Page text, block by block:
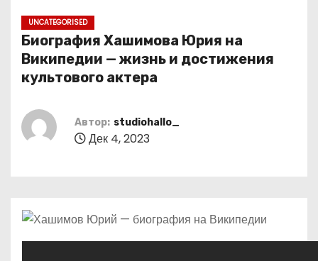
UNCATEGORISED
Биография Хашимова Юрия на
Википедии — жизнь и достижения
культового актера
Автор: studiohallo_
Дек 4, 2023